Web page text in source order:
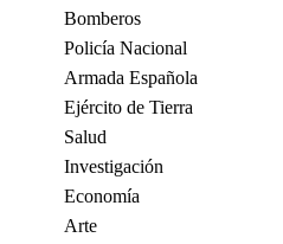
Bomberos
Policía Nacional
Armada Española
Ejército de Tierra
Salud
Investigación
Economía
Arte